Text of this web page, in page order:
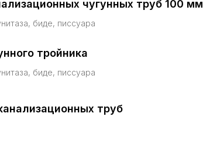
чугунных труб 100 мм
биде, писсуара
тройника
биде, писсуара
труб